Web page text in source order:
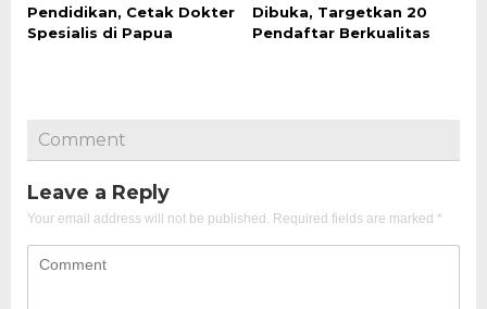
Pendidikan, Cetak Dokter
Spesialis di Papua
Dibuka, Targetkan 20
Pendaftar Berkualitas
Comment
Leave a Reply
Your email address will not be published. Required fields are marked *